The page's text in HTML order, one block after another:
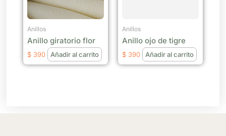
Anillos
Anillo giratorio flor
$ 390 Añadir al carrito
Anillos
Anillo ojo de tigre
$ 390 Añadir al carrito